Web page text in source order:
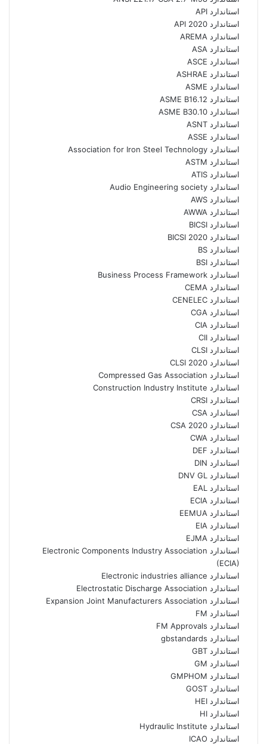
استاندارد API
استاندارد API 2020
استاندارد AREMA
استاندارد ASA
استاندارد ASCE
استاندارد ASHRAE
استاندارد ASME
استاندارد ASME B16.12
استاندارد ASME B30.10
استاندارد ASNT
استاندارد ASSE
استاندارد Association for Iron Steel Technology
استاندارد ASTM
استاندارد ATIS
استاندارد Audio Engineering society
استاندارد AWS
استاندارد AWWA
استاندارد BICSI
استاندارد BICSI 2020
استاندارد BS
استاندارد BSI
استاندارد Business Process Framework
استاندارد CEMA
استاندارد CENELEC
استاندارد CGA
استاندارد CIA
استاندارد CII
استاندارد CLSI
استاندارد CLSI 2020
استاندارد Compressed Gas Association
استاندارد Construction Industry Institute
استاندارد CRSI
استاندارد CSA
استاندارد CSA 2020
استاندارد CWA
استاندارد DEF
استاندارد DIN
استاندارد DNV GL
استاندارد EAL
استاندارد ECIA
استاندارد EEMUA
استاندارد EIA
استاندارد EJMA
استاندارد Electronic Components Industry Association
(ECIA)
استاندارد Electronic industries alliance
استاندارد Electrostatic Discharge Association
استاندارد Expansion Joint Manufacturers Association
استاندارد FM
استاندارد FM Approvals
استاندارد gbstandards
استاندارد GBT
استاندارد GM
استاندارد GMPHOM
استاندارد GOST
استاندارد HEI
استاندارد HI
استاندارد Hydraulic Institute
استاندارد ICAO